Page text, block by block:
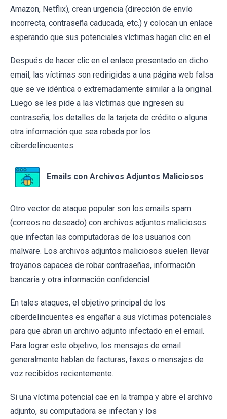
Amazon, Netflix), crean urgencia (dirección de envío
incorrecta, contraseña caducada, etc.) y colocan un enlace
esperando que sus potenciales víctimas hagan clic en el.
Después de hacer clic en el enlace presentado en dicho
email, las víctimas son redirigidas a una página web falsa
que se ve idéntica o extremadamente similar a la original.
Luego se les pide a las víctimas que ingresen su
contraseña, los detalles de la tarjeta de crédito o alguna
otra información que sea robada por los
ciberdelincuentes.
Emails con Archivos Adjuntos Maliciosos
Otro vector de ataque popular son los emails spam
(correos no deseado) con archivos adjuntos maliciosos
que infectan las computadoras de los usuarios con
malware. Los archivos adjuntos maliciosos suelen llevar
troyanos capaces de robar contraseñas, información
bancaria y otra información confidencial.
En tales ataques, el objetivo principal de los
ciberdelincuentes es engañar a sus víctimas potenciales
para que abran un archivo adjunto infectado en el email.
Para lograr este objetivo, los mensajes de email
generalmente hablan de facturas, faxes o mensajes de
voz recibidos recientemente.
Si una víctima potencial cae en la trampa y abre el archivo
adjunto, su computadora se infectan y los